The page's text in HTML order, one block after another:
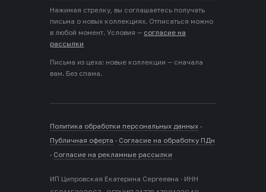
Нажимая стрелку, вы соглашаетесь получать
письма о новых коллекциях. Отписаться можно
в любой момент. Условия — согласие на
рассылки
Письма из цеха: новые коллекции — сначала
вам. Без спама.
Политика обработки персональных данных ·
Публичная оферта · Согласие на обработку ПДн
· Согласие на рекламные рассылки
ИП Ципровская Екатерина Сергеевна · ИНН